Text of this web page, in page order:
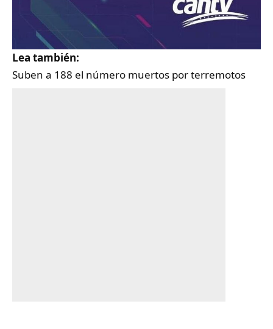
Lea también:
Suben a 188 el número muertos por terremotos